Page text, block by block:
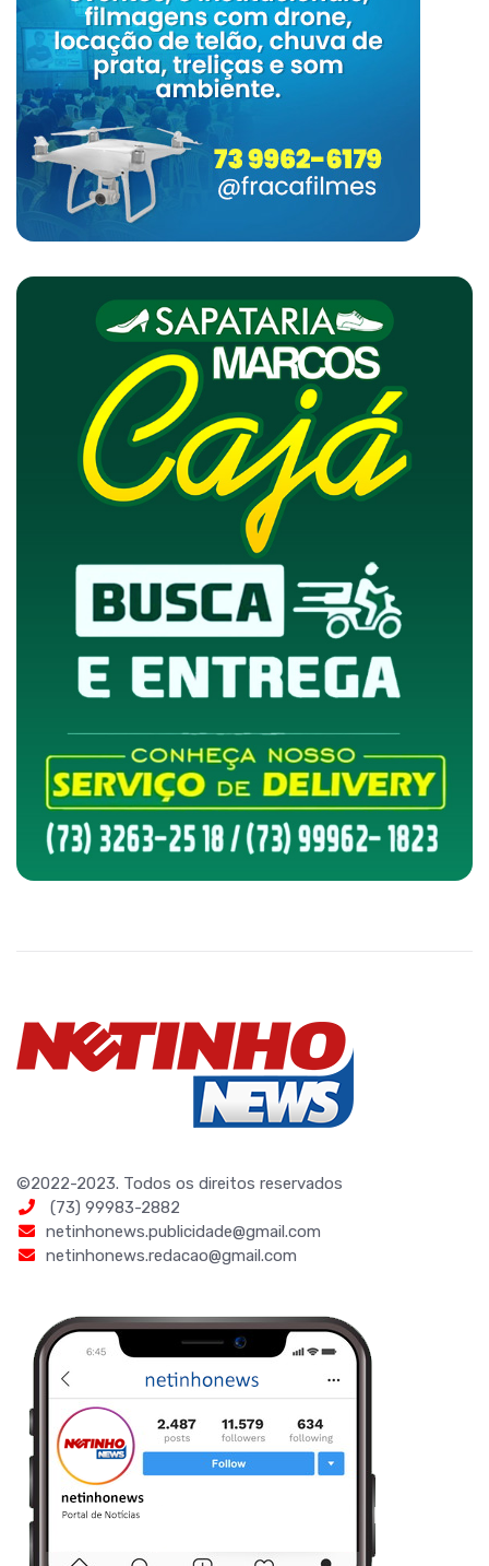
©2022-2023. Todos os direitos reservados
(73) 99983-2882
netinhonews.publicidade@gmail.com
netinhonews.redacao@gmail.com